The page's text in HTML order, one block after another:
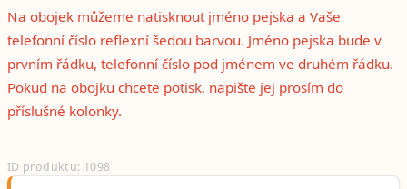
Na obojek můžeme natisknout jméno pejska a Vaše
telefonní číslo reflexní šedou barvou. Jméno pejska bude v
prvním řádku, telefonní číslo pod jménem ve druhém řádku.
Pokud na obojku chcete potisk, napište jej prosím do
příslušné kolonky.
ID produktu: 1098